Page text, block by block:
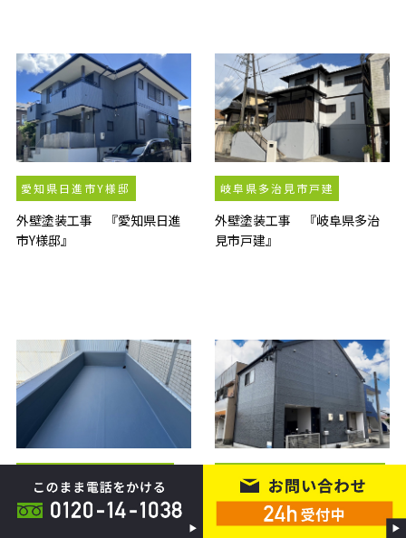
愛知県日進市Y様邸
外壁塗装工事 『愛知県日進
市Y様邸』
岐阜県多治見市戸建
外壁塗装工事 『岐阜県多治
見市戸建』
防水工事 『名古屋市南区Tマ
愛知県北名古屋市Tアパート
外壁塗装工事 『愛知県北名
古屋市Tアパート』